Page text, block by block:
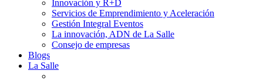
Innovación y R+D
Servicios de Emprendimiento y Aceleración
Gestión Integral Eventos
La innovación, ADN de La Salle
Consejo de empresas
Blogs
La Salle